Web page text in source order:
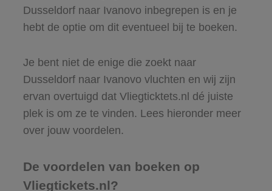
Dusseldorf naar Ivanovo inbegrepen is en je
hebt de optie om dit eventueel bij te boeken.
Je bent niet de enige die zoekt naar
Dusseldorf naar Ivanovo vluchten en wij zijn
ervan overtuigd dat Vliegticktets.nl dé juiste
plek is om ze te vinden. Lees hieronder meer
over jouw voordelen.
De voordelen van boeken op
Vliegtickets.nl?